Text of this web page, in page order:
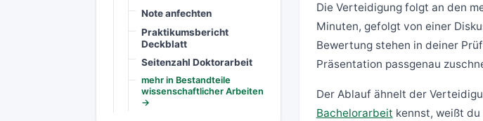
Note anfechten
Praktikumsbericht
Deckblatt
Seitenzahl Doktorarbeit
mehr in Bestandteile
wissenschaftlicher Arbeiten
→
Die Verteidigung folgt an den
Minuten, gefolgt von einer
Bewertung stehen in deiner
Präsentation passgenau
Der Ablauf ähnelt der
Bachelorarbeit kennst, weißt